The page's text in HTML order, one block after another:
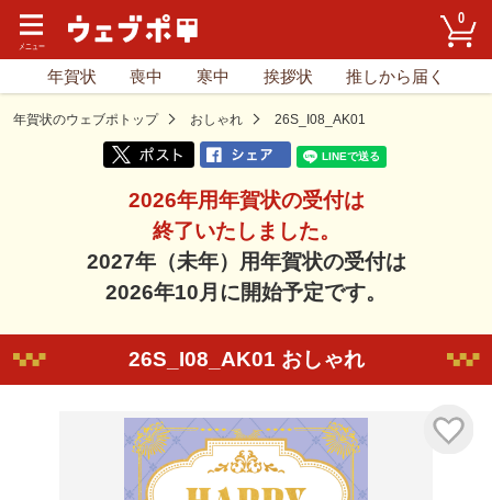
0
年賀状 喪中 寒中 挨拶状 推しから届く
年賀状のウェブポトップ おしゃれ 26S_I08_AK01
2026年用年賀状の受付は
終了いたしました。
2027年（未年）用年賀状の受付は
2026年10月に開始予定です。
26S_I08_AK01 おしゃれ